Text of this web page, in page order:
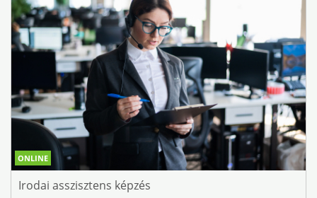
ONLINE
Irodai asszisztens képzés